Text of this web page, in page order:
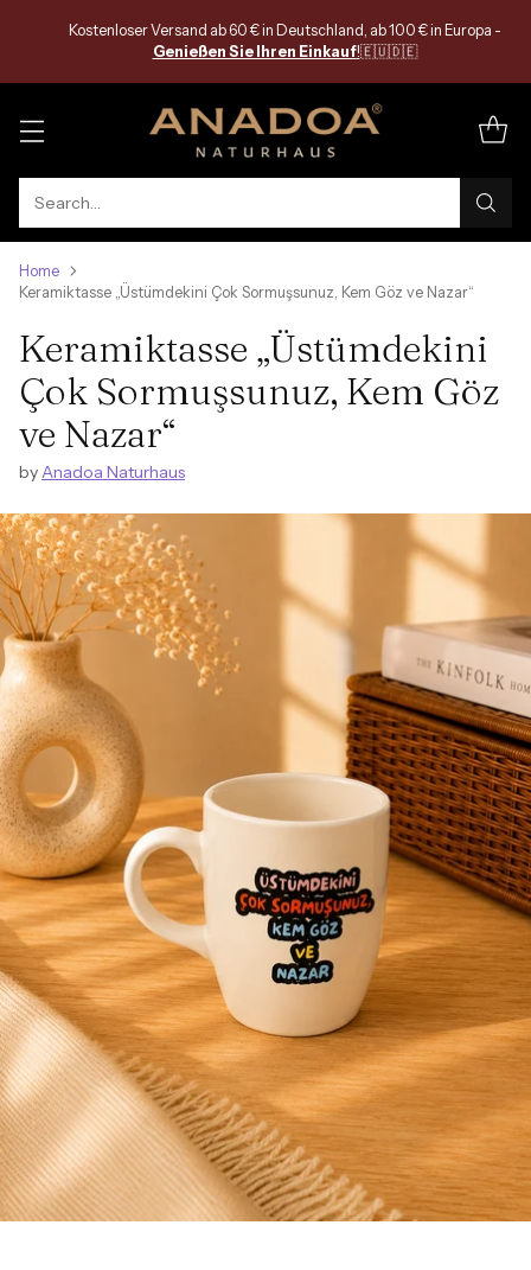
Search…
Kostenloser Versand ab 60 € in Deutschland, ab 100 € in Europa -
Genießen Sie Ihren Einkauf!🇪🇺🇩🇪
Home
Keramiktasse „Üstümdekini Çok Sormuşsunuz, Kem Göz ve Nazar“
Keramiktasse „Üstümdekini
Çok Sormuşsunuz, Kem Göz
ve Nazar“
byAnadoa Naturhaus